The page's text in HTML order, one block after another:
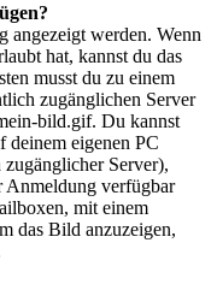
angezeigt werden. Wenn
hat, kannst du das
musst du zu einem
zugänglichen Server
bild.gif. Du kannst
eigenen PC
Server),
Anmeldung verfügbar
mit einem
das Bild anzuzeigen,